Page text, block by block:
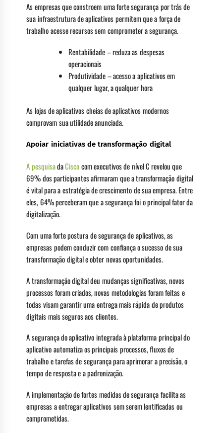
As empresas que constroem uma forte segurança por trás de
sua infraestrutura de aplicativos permitem que a força de
trabalho acesse recursos sem comprometer a segurança.
Rentabilidade – reduza as despesas
operacionais
Produtividade – acesso a aplicativos em
qualquer lugar, a qualquer hora
As lojas de aplicativos cheias de aplicativos modernos
comprovam sua utilidade anunciada.
Apoiar iniciativas de transformação digital
A pesquisadaCiscocom executivos de nível C revelou que
69% dos participantes afirmaram que a transformação digital
é vital para a estratégia de crescimento de sua empresa. Entre
eles, 64% perceberam que a segurança foi o principal fator da
digitalização.
Com uma forte postura de segurança de aplicativos, as
empresas podem conduzir com confiança o sucesso de sua
transformação digital e obter novas oportunidades.
A transformação digital deu mudanças significativas, novos
processos foram criados, novas metodologias foram feitas e
todas visam garantir uma entrega mais rápida de produtos
digitais mais seguros aos clientes.
A segurança do aplicativo integrada à plataforma principal do
aplicativo automatiza os principais processos, fluxos de
trabalho e tarefas de segurança para aprimorar a precisão, o
tempo de resposta e a padronização.
A implementação de fortes medidas de segurança facilita as
empresas a entregar aplicativos sem serem lentificadas ou
comprometidas.